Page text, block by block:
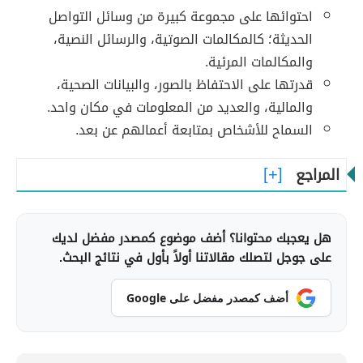
احتوائها على مجموعة كبيرة من وسائل التواصل
الحديثة؛ كالمكالمات الصوتية، والرسائل النصية،
والمكالمات المرئية.
قدرتها على الاحتفاظ بالصور، والبيانات الصحية،
والمالية، والعديد من المعلومات في مكان واحد.
السماح للأشخاص بمتابعة أعمالهم عن بعد.
المراجع
هل يعجبك محتوانا؟ أضف موضوع كمصدر مفضل لديك
على جوجل لتصلك مقالاتنا أولاً بأول في نتائج البحث.
أضف كمصدر مفضل على Google